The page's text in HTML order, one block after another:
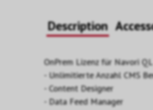
Description
OnPrem Lizenz für Navori
- Unlimitierte Anzahl CMS
- Content Designer
- Data Feed Manager